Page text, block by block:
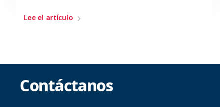
Lee el artículo
Contáctanos